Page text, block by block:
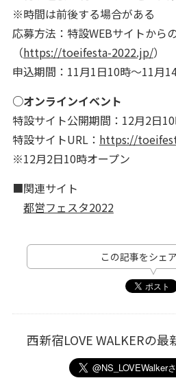
※時間は前後する場合がある
応募方法：特設WEBサイトから
（https://toeifesta-2022.jp/）
申込期間：11月1日10時〜11月
○オンラインイベント
特設サイト公開期間：12月2日
特設サイトURL： https://
※12月2日10時オープン
■関連サイト
都営フェスタ2022
この記事をシェ
西新宿LOVE WALKERの